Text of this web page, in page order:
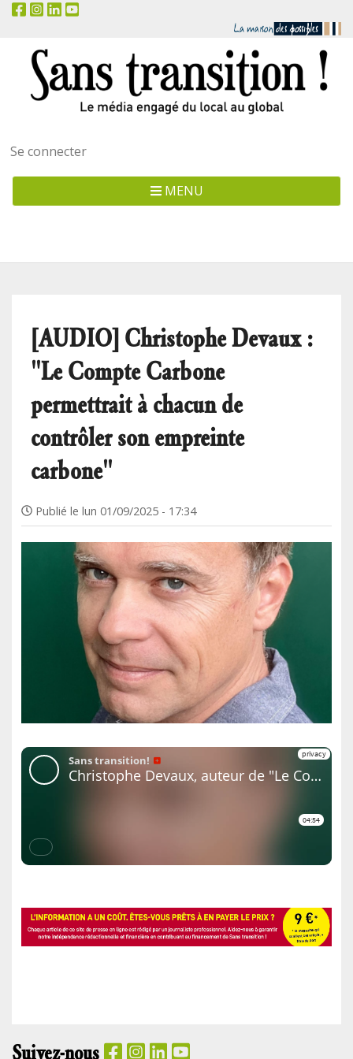
Menu
utilisateur
Se connecter
MENU
[AUDIO] Christophe Devaux :
"Le Compte Carbone
permettrait à chacun de
contrôler son empreinte
carbone"
Publié le lun 01/09/2025 - 17:34
Suivez-nous